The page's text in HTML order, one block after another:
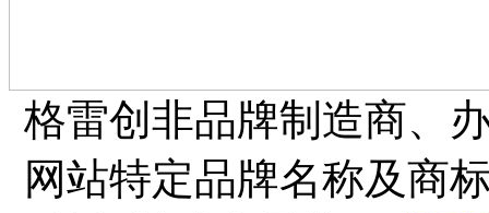
格雷创非品牌制造商、
网站特定品牌名称及商